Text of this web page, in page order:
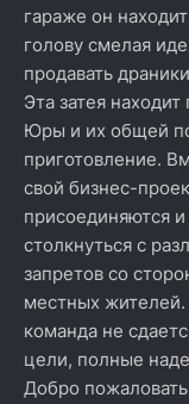
гараже он
голову смелая
продавать
Эта затея
Юры и их общей
приготовление.
свой бизнес-
присоединяются
столкнуться с
запретов со
местных жителей.
команда не
цели, полные
Добро